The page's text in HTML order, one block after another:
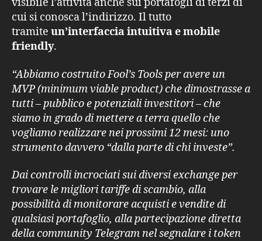
cui si conosca l’indirizzo. Il tutto
tramite un’interfaccia intuitiva e mobile
friendly.
“Abbiamo costruito Fool’s Tools per avere un
MVP (minimum viable product) che dimostrasse a
tutti – pubblico e potenziali investitori – che
siamo in grado di mettere a terra quello che
vogliamo realizzare nei prossimi 12 mesi: uno
strumento davvero “dalla parte di chi investe”.
Dai controlli incrociati sui diversi exchange per
trovare le migliori tariffe di scambio, alla
possibilità di monitorare acquisti e vendite di
qualsiasi portafoglio, alla partecipazione diretta
della community Telegram nel segnalare i token